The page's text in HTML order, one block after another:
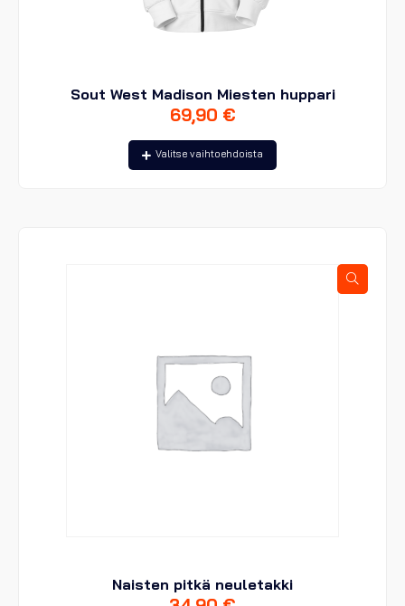
Sout West Madison Miesten huppari
69,90 €
Valitse vaihtoehdoista
Tällä
tuotteella
Naisten pitkä neuletakki